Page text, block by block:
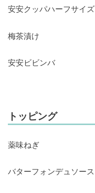
安安クッパハーフサイズ
梅茶漬け
安安ビビンバ
トッピング
薬味ねぎ
バターフォンデュソース